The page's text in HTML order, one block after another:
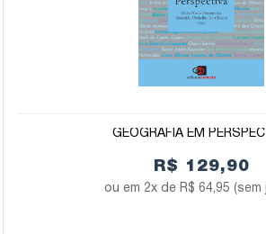
GEOGRAFIA EM
R$ 129,90
2x de R$ 64,95 (sem